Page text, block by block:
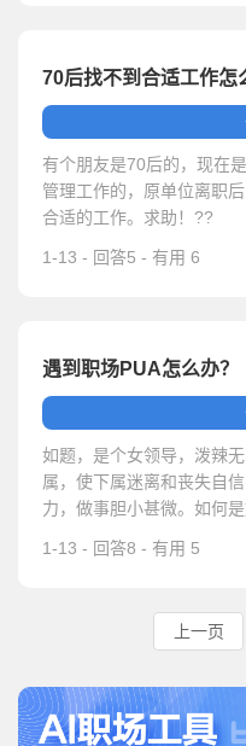
70后找不到合适工作怎
有个朋友是70后的，现在
管理工作的，原单位离职
合适的工作。求助！??
1-13 - 回答5 - 有用 6
遇到职场PUA怎么办？
如题，是个女领导，泼辣
属，使下属迷离和丧失自
力，做事胆小甚微。如何是
1-13 - 回答8 - 有用 5
上一页